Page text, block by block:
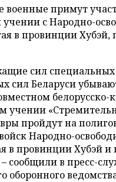
военные примут
учении с Народно-
в провинции Хубэй,
сил
сил Беларуси
белорусско-
учении
пройдут на
Народно-
в провинции Хубэй и
– сообщили в пресс-
оборонного